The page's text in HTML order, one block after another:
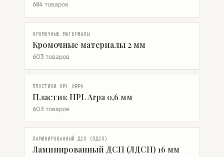
684 товаров
КРОМОЧНЫЕ МАТЕРИАЛЫ
Кромочные материалы 2 мм
603 товаров
ПЛАСТИКИ HPL ARPA
Пластик HPL Arpa 0,6 мм
603 товаров
ЛАМИНИРОВАННЫЙ ДСП (ЛДСП)
Ламинированный ДСП (ЛДСП) 16 мм